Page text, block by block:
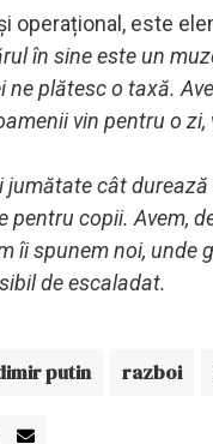
operațional, este
în sine este un
ne plătesc o taxă.
vin pentru o zi,
jumătate cât
pentru copii. Avem,
îi spunem noi, unde
de escaladat.
putin razboi